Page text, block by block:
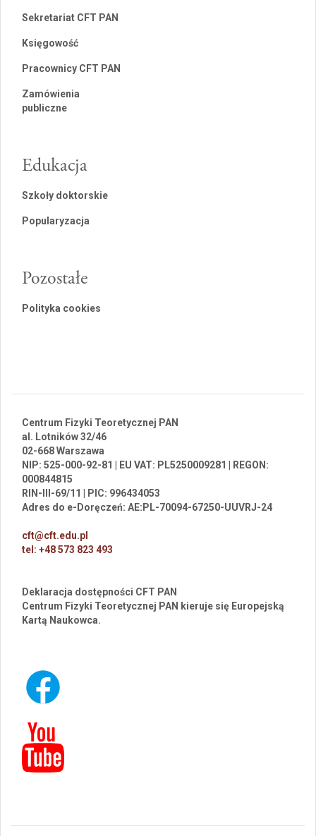
Sekretariat CFT PAN
Księgowość
Pracownicy CFT PAN
Zamówienia
publiczne
Edukacja
Szkoły doktorskie
Popularyzacja
Pozostałe
Polityka cookies
Centrum Fizyki Teoretycznej PAN
al. Lotników 32/46
02-668 Warszawa
NIP: 525-000-92-81 | EU VAT: PL5250009281 | REGON:
000844815
RIN-III-69/11 | PIC: 996434053
Adres do e-Doręczeń: AE:PL-70094-67250-UUVRJ-24
cft@cft.edu.pl
tel: +48 573 823 493
Deklaracja dostępności CFT PAN
Centrum Fizyki Teoretycznej PAN kieruje się Europejską
Kartą Naukowca.